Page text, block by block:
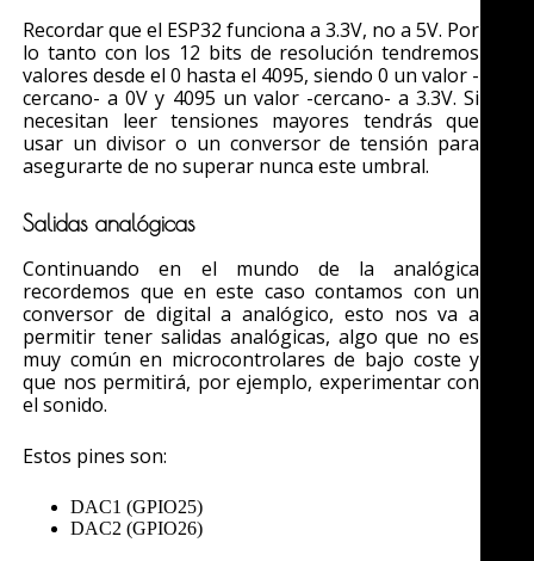
Recordar que el ESP32 funciona a 3.3V, no a 5V. Por
lo tanto con los 12 bits de resolución tendremos
valores desde el 0 hasta el 4095, siendo 0 un valor -
cercano- a 0V y 4095 un valor -cercano- a 3.3V. Si
necesitan leer tensiones mayores tendrás que
usar un divisor o un conversor de tensión para
asegurarte de no superar nunca este umbral.
Salidas analógicas
Continuando en el mundo de la analógica
recordemos que en este caso contamos con un
conversor de digital a analógico, esto nos va a
permitir tener salidas analógicas, algo que no es
muy común en microcontrolares de bajo coste y
que nos permitirá, por ejemplo, experimentar con
el sonido.
Estos pines son:
DAC1 (GPIO25)
DAC2 (GPIO26)